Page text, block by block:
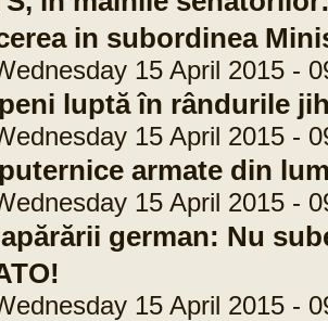
in subordinea
15 April 2015 -
luptă în rândurile
15 April 2015 -
armate din
15 April 2015 -
german: Nu
15 April 2015 -